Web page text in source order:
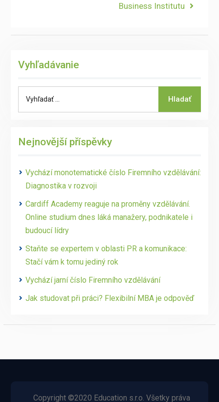
post:
Business Institutu
Vyhľadávanie
Hladať
Nejnovější příspěvky
Vychází monotematické číslo Firemního vzdělávání:
Diagnostika v rozvoji
Cardiff Academy reaguje na proměny vzdělávání.
Online studium dnes láká manažery, podnikatele i
budoucí lídry
Staňte se expertem v oblasti PR a komunikace:
Stačí vám k tomu jediný rok
Vychází jarní číslo Firemního vzdělávání
Jak studovat při práci? Flexibilní MBA je odpověď
Copyright ©2020 Education s.r.o. Všetky práva